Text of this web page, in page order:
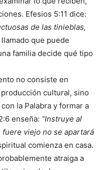
Efesios 5:11 dice:
de las tinieblas,
llamado que puede
familia decide qué tipo
no consiste en
cultural, sino
la Palabra y formar a
enseña: “Instruye al
viejo no se apartará
comienza en casa.
atraiga a